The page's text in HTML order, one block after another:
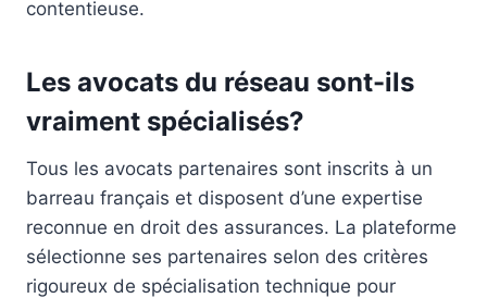
contentieuse.
Les avocats du réseau sont-ils
vraiment spécialisés?
Tous les avocats partenaires sont inscrits à un
barreau français et disposent d’une expertise
reconnue en droit des assurances. La plateforme
sélectionne ses partenaires selon des critères
rigoureux de spécialisation technique pour